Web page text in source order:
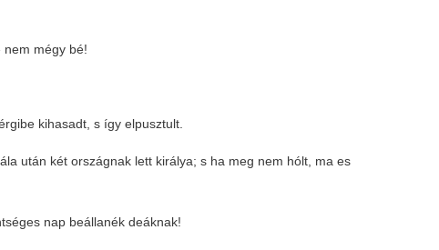
mégy bé!
kihasadt, s így elpusztult.
után két országnak lett királya; s ha meg nem hólt, ma es
nap beállanék deáknak!